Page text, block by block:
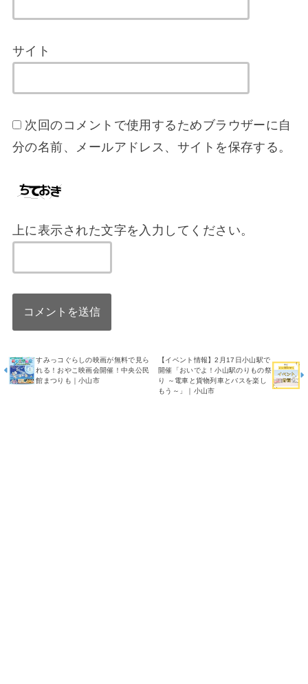
サイト
次回のコメントで使用するためブラウザーに自
分の名前、メールアドレス、サイトを保存する。
上に表示された文字を入力してください。
すみっコぐらしの映画が無料で見ら
れる！おやこ映画会開催！中央公民
館まつりも｜小山市
【イベント情報】2月17日小山駅で
開催「おいでよ！小山駅のりもの祭
り ～電車と貨物列車とバスを楽し
もう～」｜小山市